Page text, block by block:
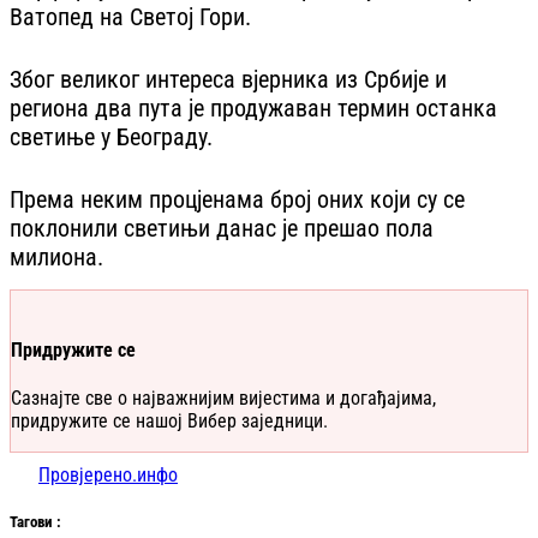
Ватопед на Светој Гори.
Због великог интереса вјерника из Србије и
региона два пута је продужаван термин останка
светиње у Београду.
Према неким процјенама број оних који су се
поклонили светињи данас је прешао пола
милиона.
Придружите се
Сазнајте све о најважнијим вијестима и догађајима,
придружите се нашој Вибер заједници.
Провјерено.инфо
Тагови :